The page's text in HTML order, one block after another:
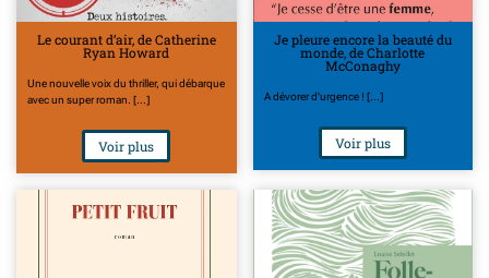
Le courant d’air, de Catherine
Ryan Howard
Une nouvelle voix du thriller, qui débarque
avec un super roman. [...]
Voir plus
Je pleure encore la beauté du
monde, de Charlotte
McConaghy
A dévorer d'urgence ! [...]
Voir plus